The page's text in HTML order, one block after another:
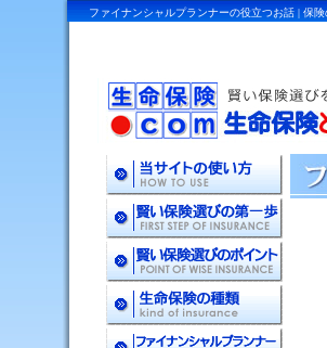
ファイナンシャルプランナーの役立つお話 | 保